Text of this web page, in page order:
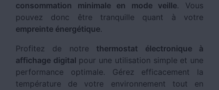
consommation minimale en mode veille. Vous
pouvez donc être tranquille quant à votre
empreinte énergétique.
Profitez de notre thermostat électronique à
affichage digital pour une utilisation simple et une
performance optimale. Gérez efficacement la
température de votre environnement tout en